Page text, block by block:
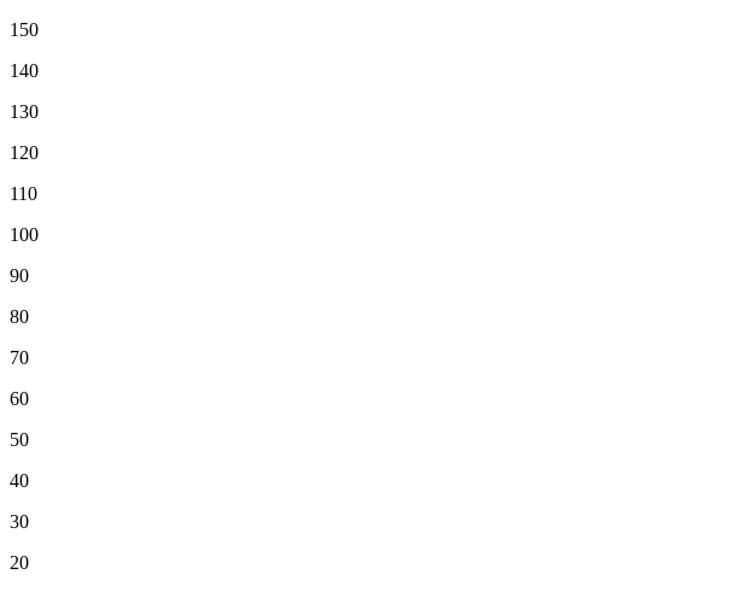
150
140
130
120
110
100
90
80
70
60
50
40
30
20